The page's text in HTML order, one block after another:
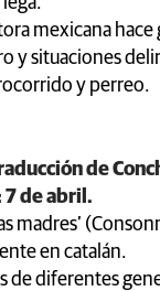
mexicana hace
y situaciones
y perreo.
de
7 de abril.
madres’
en catalán.
de diferentes